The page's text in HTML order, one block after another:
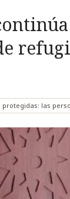
protegidas: las